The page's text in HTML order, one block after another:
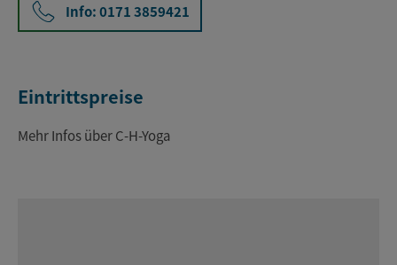
Info: 0171 3859421
Eintrittspreise
Mehr Infos über C-H-Yoga